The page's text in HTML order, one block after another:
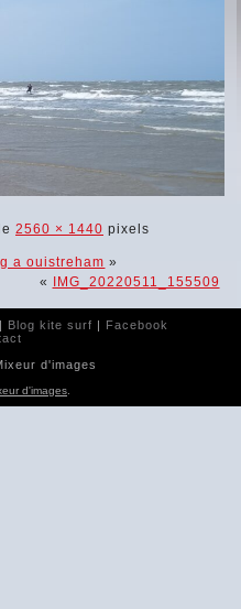
2560 × 1440 pixels
a ouistreham »
« IMG_20220511_155509
| Blog kite surf | Facebook
d'images
d'images